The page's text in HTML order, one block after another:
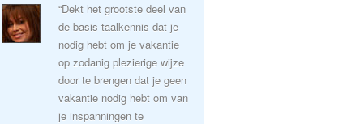
“Dekt het grootste deel van
de basis taalkennis dat je
nodig hebt om je vakantie
op zodanig plezierige wijze
door te brengen dat je geen
vakantie nodig hebt om van
je inspanningen te